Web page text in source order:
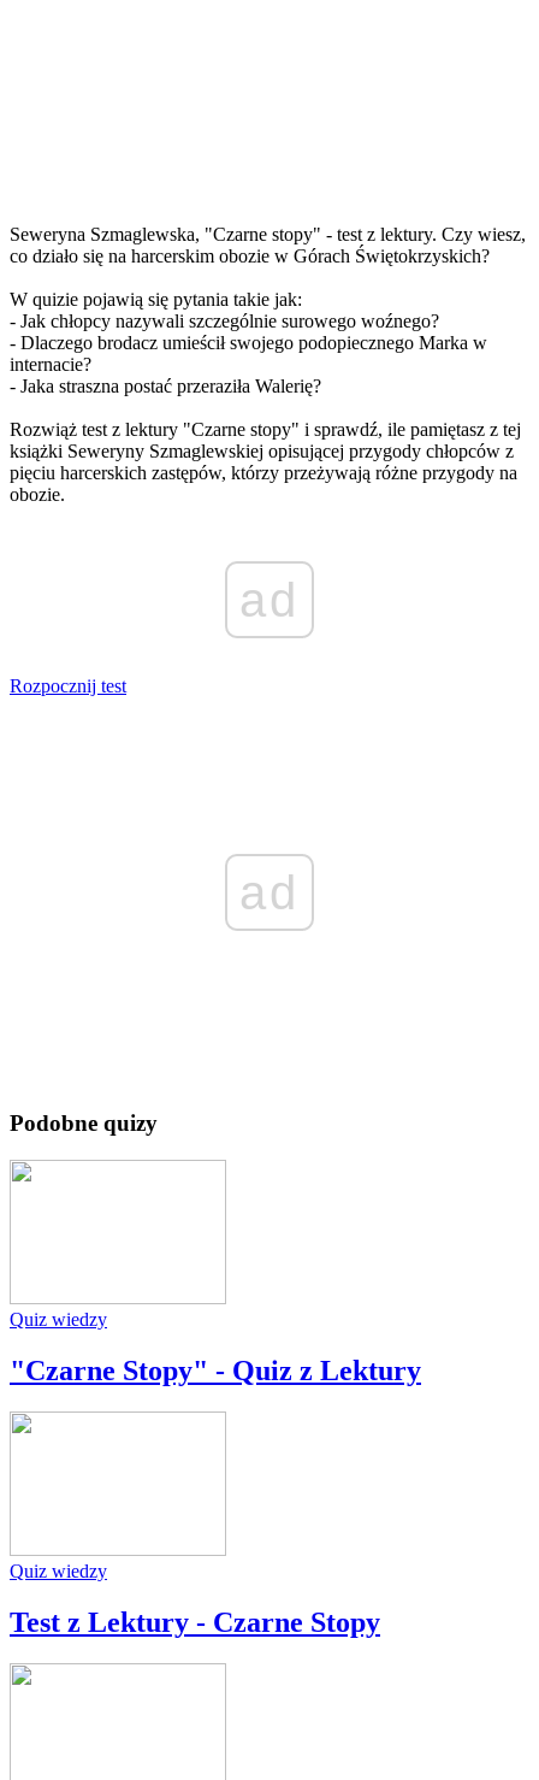
Seweryna Szmaglewska, "Czarne stopy" - test z lektury. Czy wiesz,
co działo się na harcerskim obozie w Górach Świętokrzyskich?
W quizie pojawią się pytania takie jak:
- Jak chłopcy nazywali szczególnie surowego woźnego?
- Dlaczego brodacz umieścił swojego podopiecznego Marka w
internacie?
- Jaka straszna postać przeraziła Walerię?
Rozwiąż test z lektury "Czarne stopy" i sprawdź, ile pamiętasz z tej
książki Seweryny Szmaglewskiej opisującej przygody chłopców z
pięciu harcerskich zastępów, którzy przeżywają różne przygody na
obozie.
ad
Rozpocznij test
ad
Podobne quizy
Quiz wiedzy
"Czarne Stopy" - Quiz z Lektury
Quiz wiedzy
Test z Lektury - Czarne Stopy